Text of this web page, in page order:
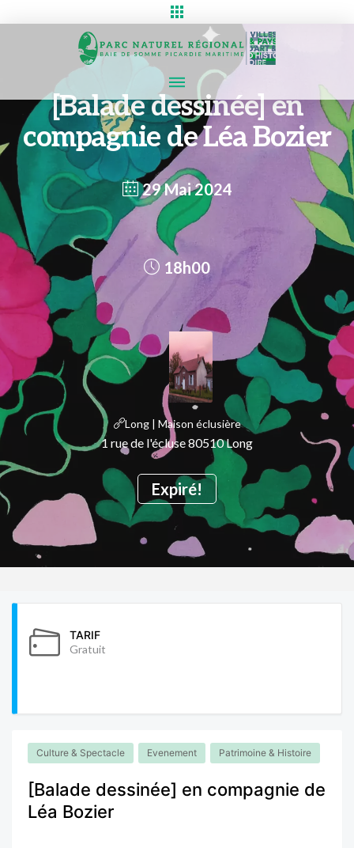
[Balade dessinée] en
compagnie de Léa Bozier
29 Mai 2024
Expiré!
18h00
Long | Maison éclusière
1 rue de l'écluse 80510 Long
TARIF
Gratuit
Culture & Spectacle Evenement Patrimoine & Histoire
[Balade dessinée] en compagnie de
Léa Bozier